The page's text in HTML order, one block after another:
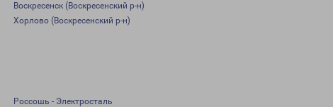
Воскресенск (Воскресенский р-н)
Хорлово (Воскресенский р-н)
Россошь - Электросталь